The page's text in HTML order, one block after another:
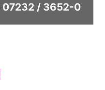
07232 / 3652-0